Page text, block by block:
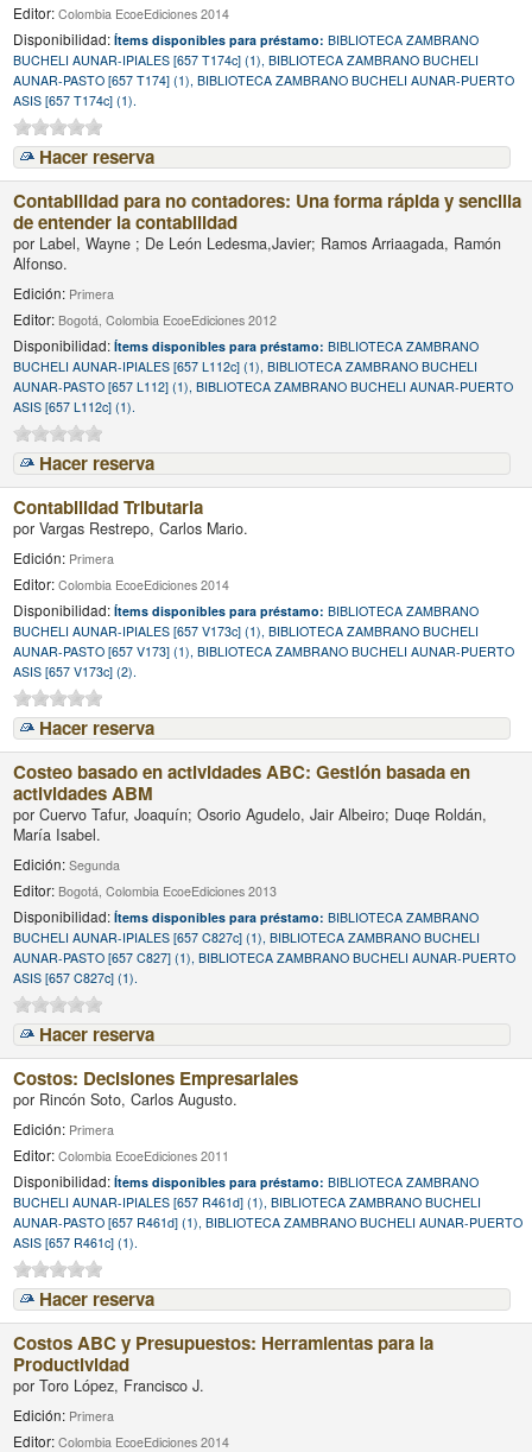
Editor:Colombia EcoeEdiciones 2014
Disponibilidad:Ítems disponibles para préstamo:BIBLIOTECA ZAMBRANO
BUCHELI AUNAR-IPIALES [657 T174c] (1), BIBLIOTECA ZAMBRANO BUCHELI
AUNAR-PASTO [657 T174] (1), BIBLIOTECA ZAMBRANO BUCHELI AUNAR-PUERTO
ASIS [657 T174c] (1).
Hacer reserva
Contabilidad para no contadores: Una forma rápida y sencilla
de entender la contabilidad
por Label, Wayne ; De León Ledesma,Javier; Ramos Arriaagada, Ramón
Alfonso.
Edición: Primera
Editor: Bogotá, Colombia EcoeEdiciones 2012
Disponibilidad:Ítems disponibles para préstamo:BIBLIOTECA ZAMBRANO
BUCHELI AUNAR-IPIALES [657 L112c] (1), BIBLIOTECA ZAMBRANO BUCHELI
AUNAR-PASTO [657 L112] (1), BIBLIOTECA ZAMBRANO BUCHELI AUNAR-PUERTO
ASIS [657 L112c] (1).
Hacer reserva
Contabilidad Tributaria
porVargas Restrepo, Carlos Mario.
Edición: Primera
Editor:Colombia EcoeEdiciones 2014
Disponibilidad:Ítems disponibles para préstamo:BIBLIOTECA ZAMBRANO
BUCHELI AUNAR-IPIALES [657 V173c] (1), BIBLIOTECA ZAMBRANO BUCHELI
AUNAR-PASTO [657 V173] (1), BIBLIOTECA ZAMBRANO BUCHELI AUNAR-PUERTO
ASIS [657 V173c] (2).
Hacer reserva
Costeo basado en actividades ABC: Gestión basada en
actividades ABM
porCuervo Tafur, Joaquín; Osorio Agudelo, Jair Albeiro; Duqe Roldán,
María Isabel.
Edición:Segunda
Editor: Bogotá, Colombia EcoeEdiciones 2013
Disponibilidad:Ítems disponibles para préstamo:BIBLIOTECA ZAMBRANO
BUCHELI AUNAR-IPIALES [657 C827c] (1), BIBLIOTECA ZAMBRANO BUCHELI
AUNAR-PASTO [657 C827] (1), BIBLIOTECA ZAMBRANO BUCHELI AUNAR-PUERTO
ASIS [657 C827c] (1).
Hacer reserva
Costos: Decisiones Empresariales
por Rincón Soto, Carlos Augusto.
Edición: Primera
Editor:Colombia EcoeEdiciones 2011
Disponibilidad:Ítems disponibles para préstamo:BIBLIOTECA ZAMBRANO
BUCHELI AUNAR-IPIALES [657 R461d] (1), BIBLIOTECA ZAMBRANO BUCHELI
AUNAR-PASTO [657 R461d] (1), BIBLIOTECA ZAMBRANO BUCHELI AUNAR-PUERTO
ASIS [657 R461c] (1).
Hacer reserva
Costos ABC y Presupuestos: Herramientas para la
Productividad
porToro López, Francisco J.
Edición: Primera
Editor:Colombia EcoeEdiciones 2014